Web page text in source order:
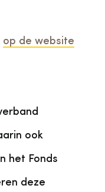
op de website
ook
het Fonds
deze